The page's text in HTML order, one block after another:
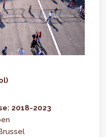
2018-2023